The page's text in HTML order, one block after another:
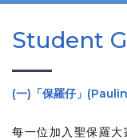
Student
(一)「保羅仔」
每一位加入聖保羅